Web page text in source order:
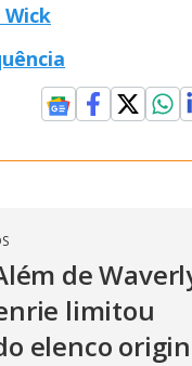
de
limitou
elenco